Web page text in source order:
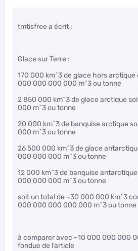
tmtisfree a écrit :
Glace sur Terre :
170 000 km^3 de glace hors
000 000 000 000 m^3 ou tonne
2 850 000 km^3 de glace arctique
000 m^3 ou tonne
20 000 km^3 de banquise arctique
000 m^3 ou tonne
26 500 000 km^3 de glace
000 000 000 m^3 ou tonne
12 000 km^3 de banquise
000 000 000 m^3 ou tonne
soit un total de ~30 000 000 km^3
000 000 000 000 000 m^3 ou tonne
à comparer avec ~10 000 000 000
fondue de l’article